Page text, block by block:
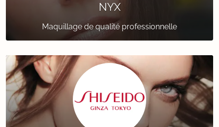
NYX
Maquillage de qualité professionnelle